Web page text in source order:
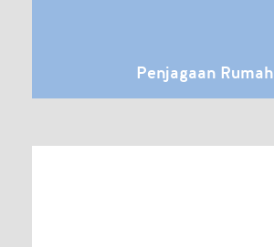
Penjagaan Rumah